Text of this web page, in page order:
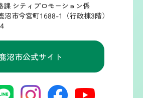
課 シティプロモーション係
市今宮町1688-1（行政棟3階）
沼市公式サイト